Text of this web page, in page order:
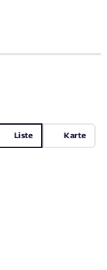
Liste Karte